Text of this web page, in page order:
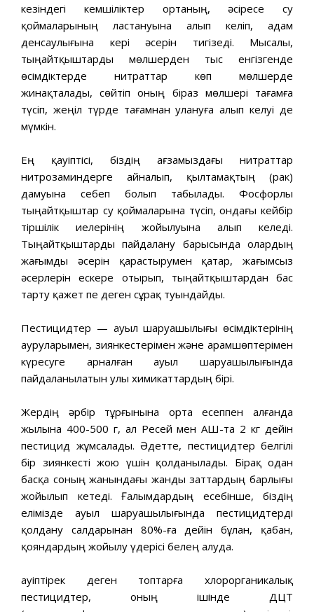
кезіндегі кемшіліктер ортаның, әсіресе су
қоймаларының ластануына алып келіп, адам
денсаулығына кері әсерін тигізеді. Мысалы,
тыңайтқыштарды мөлшерден тыс енгізгенде
өсімдіктерде нитраттар көп мөлшерде
жинақталады, сөйтіп оның біраз мөлшері тағамға
түсіп, жеңіл түрде тағамнан улануға алып келуі де
мүмкін.
Ең қауіптісі, біздің ағзамыздағы нитраттар
нитрозаминдерге айналып, қылтамақтың (рак)
дамуына себеп болып табылады. Фосфорлы
тыңайтқыштар су қоймаларына түсіп, ондағы кейбір
тіршілік иелерінің жойылуына алып келеді.
Тыңайтқыштарды пайдалану барысында олардың
жағымды әсерін қарастырумен қатар, жағымсыз
әсерлерін ескере отырып, тыңайтқыштардан бас
тарту қажет пе деген сұрақ туындайды.
Пестицидтер — ауыл шаруашылығы өсімдіктерінің
ауруларымен, зиянкестерімен және арамшөптерімен
күресуге арналған ауыл шаруашылығында
пайдаланылатын улы химикаттардың бірі.
Жердің әрбір тұрғынына орта есеппен алғанда
жылына 400-500 г, ал Ресей мен АҚШ-та 2 кг дейін
пестицид жұмсалады. Әдетте, пестицидтер белгілі
бір зиянкесті жою үшін қолданылады. Бірақ одан
басқа соның жанындағы жанды заттардың барлығы
жойылып кетеді. Ғалымдардың есебінше, біздің
елімізде ауыл шаруашылығында пестицидтерді
қолдану салдарынан 80%-ға дейін бұлан, қабан,
қояндардың жойылу үдерісі белең алуда.
Қауіптірек деген топтарға хлорорганикалық
пестицидтер, оның ішінде ДЦТ